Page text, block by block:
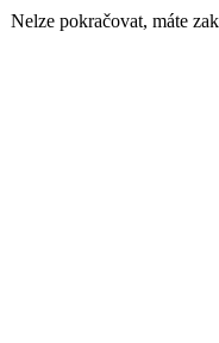
Nelze pokračovat, máte